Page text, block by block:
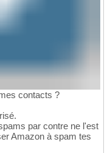
contacts ?
par contre ne l'est
Amazon à spam tes